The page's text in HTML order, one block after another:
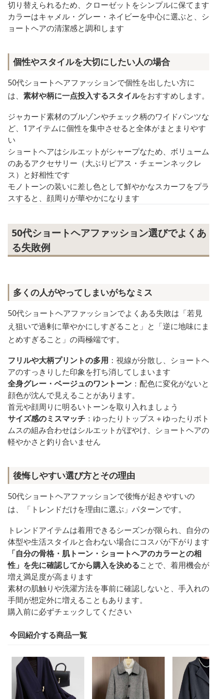
切り替えられるため、クローゼットをシンプルに保てます
カラーはキャメル・グレー・ネイビーを中心に選ぶと、シ
ョートヘアの清潔感と調和します
個性やスタイルを大切にしたい人の場合
50代ショートヘアファッションで個性を出したい方に
は、 素材や柄に一点投入するスタイルをおすすめします。
ジャカード素材のブルゾンやチェック柄のワイドパンツな
ど、1アイテムに個性を集中させると全体がまとまりやす
い
ショートヘアはシルエットがシャープなため、ボリューム
のあるアクセサリー（大ぶりピアス・チェーンネックレ
ス）と好相性です
モノトーンの装いに差し色として鮮やかなスカーフをプラ
スすると、顔周りが華やかになります
50代ショートヘアファッション選びでよくあ
る失敗例
多くの人がやってしまいがちなミス
50代ショートヘアファッションでよくある失敗は「若見
え狙いで過剰に華やかにしすぎること」と「逆に地味にま
とめすぎること」の両極端です。
フリルや大柄プリントの多用 ：視線が分散し、ショートヘ
アのすっきりした印象を打ち消してしまいます
全身グレー・ベージュのワントーン ：配色に変化がないと
顔色が沈んで見えることがあります。
首元や顔周りに明るいトーンを取り入れましょう
サイズ感のミスマッチ ：ゆったりトップス＋ゆったりボト
ムスの組み合わせはシルエットがぼやけ、ショートヘアの
軽やかさと釣り合いません
後悔しやすい選び方とその理由
50代ショートヘアファッションで後悔が起きやすいの
は、「トレンドだけを理由に選ぶ」パターンです。
トレンドアイテムは着用できるシーズンが限られ、自分の
体型や生活スタイルと合わない場合にコスパが下がります
「自分の骨格・肌トーン・ショートヘアのカラーとの相
性」を先に確認してから購入を決めることで、着用機会が
増え満足度が高まります
素材の肌触りや洗濯方法を事前に確認しないと、手入れの
手間が想定外に増えることもあります。
購入前に必ずチェックしてください
今回紹介する商品一覧